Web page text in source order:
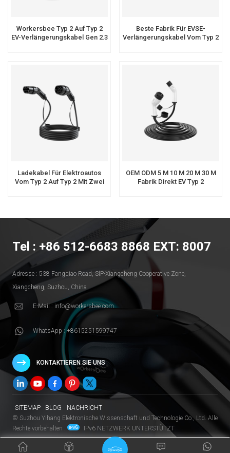
Workersbee Typ 2 Auf Typ 2
EV-Verlängerungskabel Gen 2.3
Beste Fabrik Für EVSE-
Verlängerungskabel Vom Typ 2
Ladekabel Für Elektroautos
Vom Typ 2 Auf Typ 2 Mit Zwei
OEM ODM 5 M 10 M 20 M 30 M
Fabrik Direkt EV Typ 2
Tel : +86 512-6683 8868 EXT: 8007
Adresse : 538 Fangqiao Road, SlP-Xiangcheng Cooperative Zone,
Xiangcheng, Suzhou, China
E-Mail : info@workersbee.com
WhatsApp : +8615251599747
KONTAKTIEREN SIE UNS
SITEMAP BLOG
NACHRICHT
© Suzhou Yihang Elektronische Wissenschaft und Technologie Co., Ltd. Alle
Rechte vorbehalten .
IPv6 NETZWERK UNTERSTÜTZT